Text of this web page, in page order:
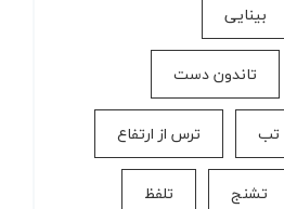
بینایی
تاندون دست
تب ترس از ارتفاع
تشنج تلفظ